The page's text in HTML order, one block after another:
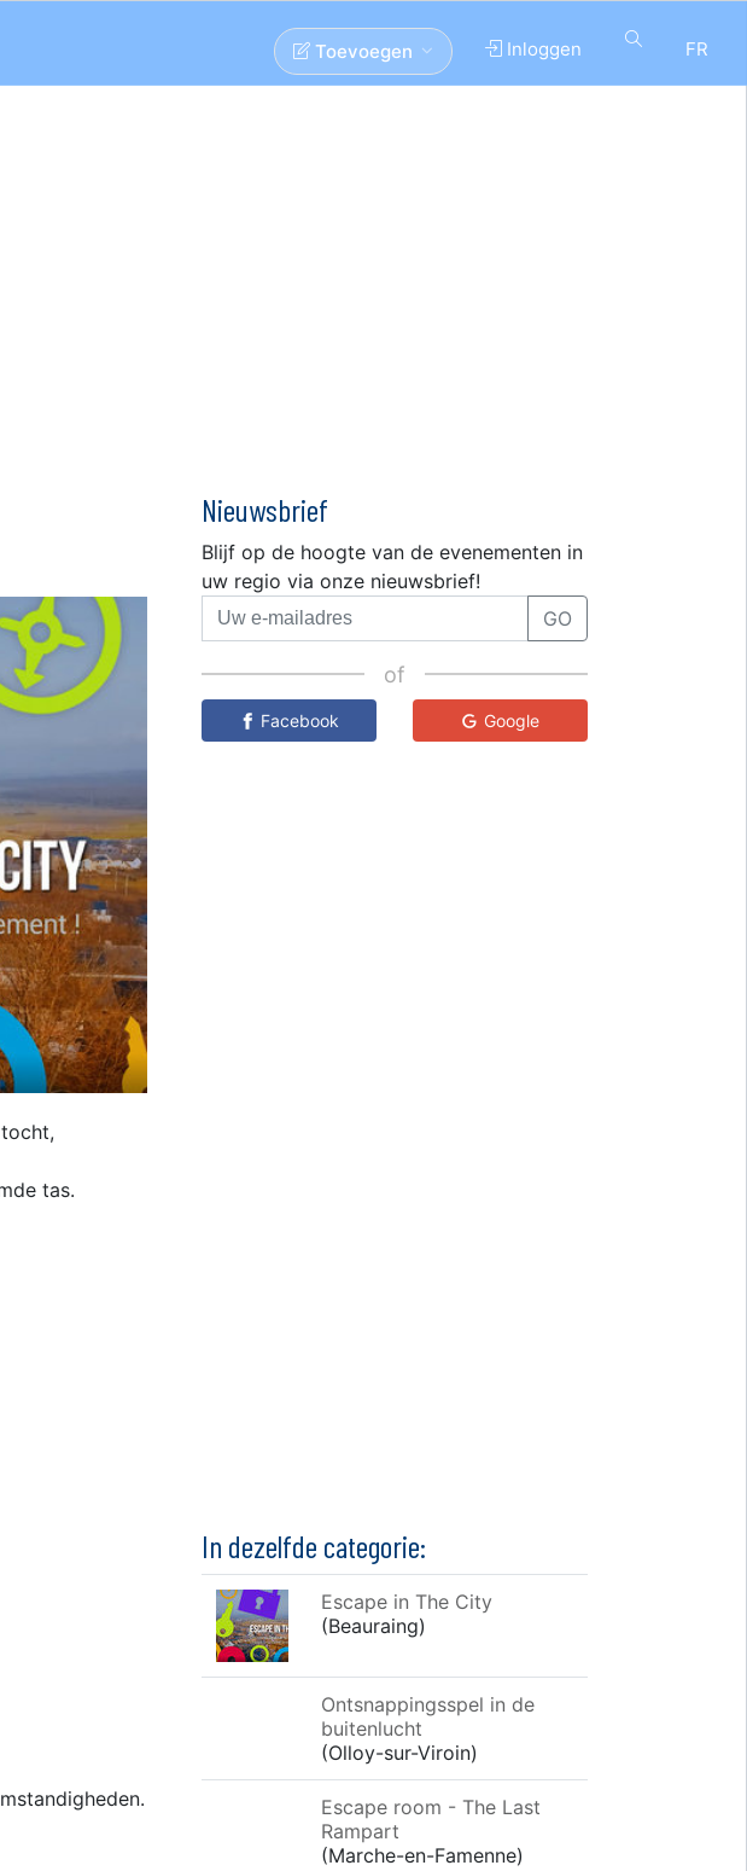
FR
Inloggen
Toevoegen
tas.
Nieuwsbrief
Blijf op de hoogte van de evenementen in
uw regio via onze nieuwsbrief!
GO
of
Facebook Google
In dezelfde categorie:
Escape in The City
(Beauraing)
Ontsnappingsspel in de
buitenlucht
(Olloy-sur-Viroin)
Escape room - The Last
Rampart
(Marche-en-Famenne)